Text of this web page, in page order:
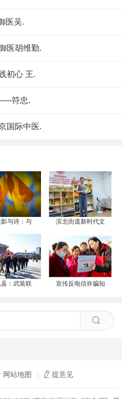
医吴.
医胡维勤.
初心 王.
符忠.
国际中医.
与诗：与 滨北街道新时代文
：武装联 宣传反电信诈骗知
网站地图 | 提意见